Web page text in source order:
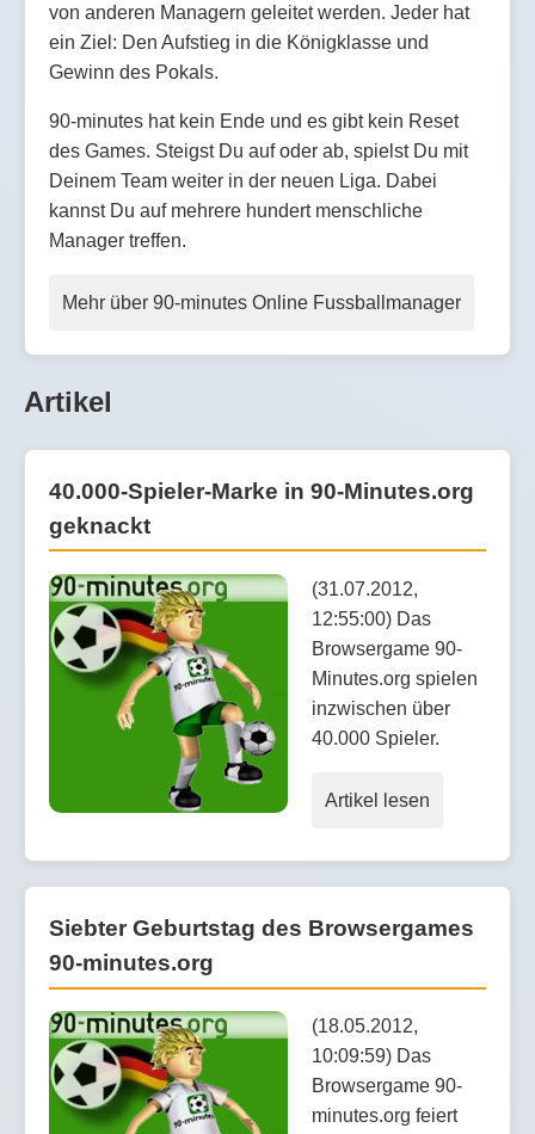
von anderen Managern geleitet werden. Jeder hat
ein Ziel: Den Aufstieg in die Königklasse und
Gewinn des Pokals.
90-minutes hat kein Ende und es gibt kein Reset
des Games. Steigst Du auf oder ab, spielst Du mit
Deinem Team weiter in der neuen Liga. Dabei
kannst Du auf mehrere hundert menschliche
Manager treffen.
Mehr über 90-minutes Online Fussballmanager
Artikel
40.000-Spieler-Marke in 90-Minutes.org
geknackt
(31.07.2012,
12:55:00) Das
Browsergame 90-
Minutes.org spielen
inzwischen über
40.000 Spieler.
Artikel lesen
Siebter Geburtstag des Browsergames
90-minutes.org
(18.05.2012,
10:09:59) Das
Browsergame 90-
minutes.org feiert